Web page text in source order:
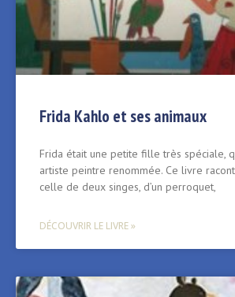
Frida Kahlo et ses animaux
Frida était une petite fille très spéciale,
artiste peintre renommée. Ce livre
celle de deux singes, d’un perroquet,
DÉCOUVRIR LE LIVRE »